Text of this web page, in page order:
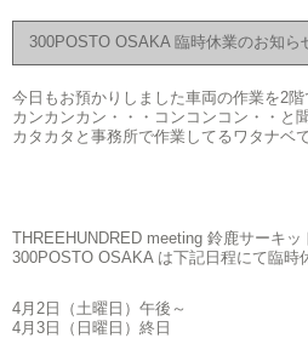
300POSTO OSAKA 臨時休業のお知ら
今日もお預かりしました車両の作業を2階
カンカンカン・・・コンコンコン・・と
カタカタと事務所で作業してるワタナベ
THREEHUNDRED meeting 鈴鹿サーキッ
300POSTO OSAKA は下記日程にて臨時
4月2日（土曜日）午後～
4月3日（日曜日）終日